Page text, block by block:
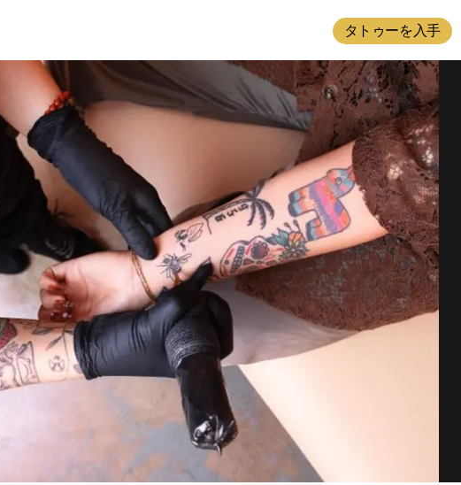
タトゥーを入手